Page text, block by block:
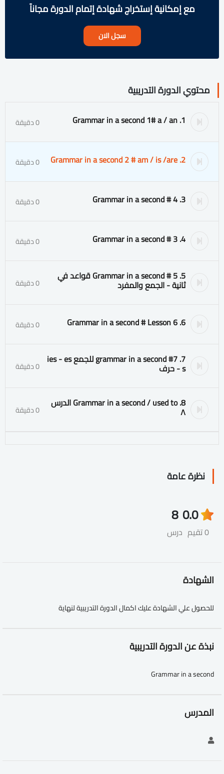
مع إمكانية إستخراج شهادة إتمام الدورة مجاناً
سجل الان
محتوي الدورة التدريبية
1. Grammar in a second 1# a / an 0 دقيقة
2. Grammar in a second 2 # am / is /are 0 دقيقة
3. Grammar in a second # 4 0 دقيقة
4. Grammar in a second # 3 0 دقيقة
5. Grammar in a second # 5 قواعد في
ثانية - الجمع والمفرد 0 دقيقة
6. Grammar in a second # Lesson 6 0 دقيقة
7. grammar in a second #7 للجمع ies - es
- s حرف 0 دقيقة
8. Grammar in a second / used to الدرس
٨ 0 دقيقة
نظرة عامة
0.0
0 تقيم
8
درس
الشهادة
للحصول علي الشهادة عليك اكمال الدورة التدريبية لنهاية
نبذة عن الدورة التدريبية
Grammar in a second
المدرس